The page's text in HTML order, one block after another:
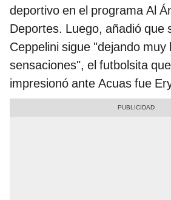
deportivo en el programa Al
Deportes. Luego, añadió que
Ceppelini sigue "dejando muy
sensaciones", el futbolsita
impresionó ante Acuas fue